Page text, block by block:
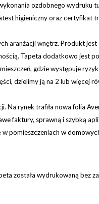
ozdobnego wydruku
higieniczny oraz certyfikat
aranżacji wnętrz. Produkt
Tapeta dodatkowo jest
gdzie występuje
dzielimy ją na 2 lub więcej
Na rynek trafiła nowa folia
faktury, sprawną i szybką
pomieszczeniach w
została wydrukowaną bez